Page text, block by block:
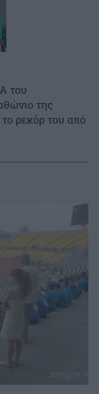
του
της
ρεκόρ του από